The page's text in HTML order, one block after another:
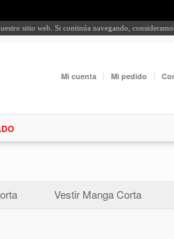
sitio web. Si continúa navegando,
Mi cuenta Mi pedido
Vestir Manga Corta